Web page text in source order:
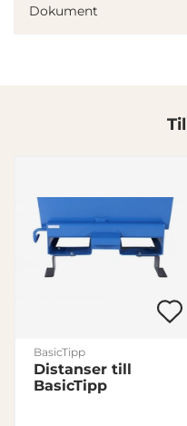
Dokument
BasicTipp
Distanser till
BasicTipp